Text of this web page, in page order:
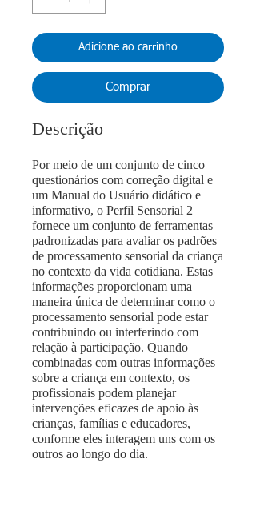
Adicione ao carrinho
Comprar
Descrição
Por meio de um conjunto de cinco
questionários com correção digital e
um Manual do Usuário didático e
informativo, o Perfil Sensorial 2
fornece um conjunto de ferramentas
padronizadas para avaliar os padrões
de processamento sensorial da criança
no contexto da vida cotidiana. Estas
informações proporcionam uma
maneira única de determinar como o
processamento sensorial pode estar
contribuindo ou interferindo com
relação à participação. Quando
combinadas com outras informações
sobre a criança em contexto, os
profissionais podem planejar
intervenções eficazes de apoio às
crianças, famílias e educadores,
conforme eles interagem uns com os
outros ao longo do dia.